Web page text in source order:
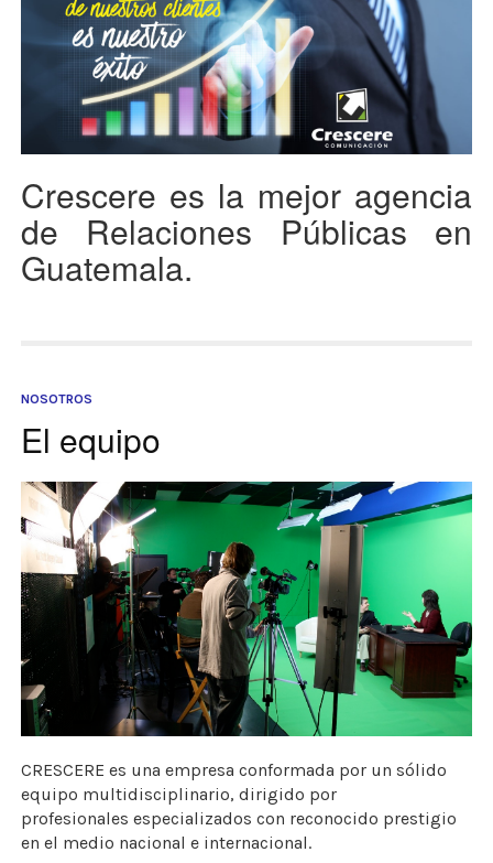
Crescere es la mejor agencia
de Relaciones Públicas en
Guatemala.
NOSOTROS
El equipo
CRESCERE es una empresa conformada por un sólido
equipo multidisciplinario, dirigido por
profesionales especializados con reconocido prestigio
en el medio nacional e internacional.